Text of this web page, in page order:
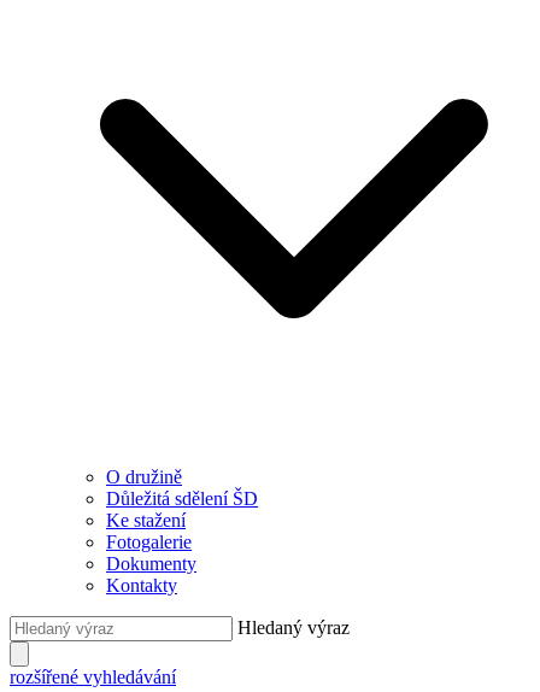
O družině
Důležitá sdělení ŠD
Ke stažení
Fotogalerie
Dokumenty
Kontakty
Hledaný výraz
rozšířené vyhledávání